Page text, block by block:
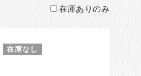
在庫ありのみ
在庫なし